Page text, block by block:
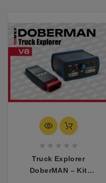
    
Truck Explorer
DoberMAN – Kit